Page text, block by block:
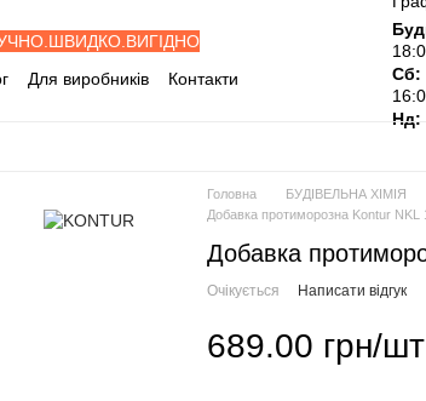
Для виробників
Контакти
Сб:
Нд:
Головна БУДІВЕЛЬНА ХІМІЯ
Добавка протиморозна Kontur NKL
Добавка
Очікується Написати відгук
689.00 грн/шт